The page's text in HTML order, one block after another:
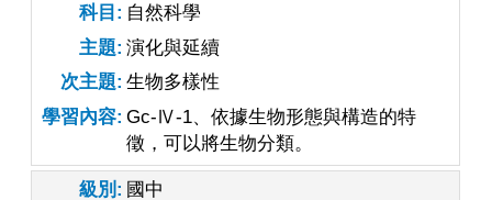
科目
自然科學
主題 演化與延續
次主題 生物多樣性
學習內容 Gc-Ⅳ-1、依據生物形態與構造的特
徵，可以將生物分類。
級別
國中